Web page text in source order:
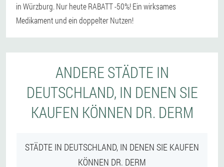
in Würzburg. Nur heute RABATT -50%! Ein wirksames
Medikament und ein doppelter Nutzen!
ANDERE STÄDTE IN
DEUTSCHLAND, IN DENEN SIE
KAUFEN KÖNNEN DR. DERM
STÄDTE IN DEUTSCHLAND, IN DENEN SIE KAUFEN
KÖNNEN DR. DERM